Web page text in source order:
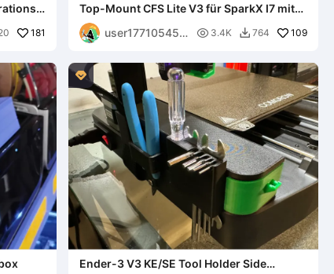
181
Top-Mount CFS Lite V3 für SparkX I7 mit
Spulenhalterung
user177105450
 3.4K  764 109

Ender-3 V3 KE/SE Tool Holder Side